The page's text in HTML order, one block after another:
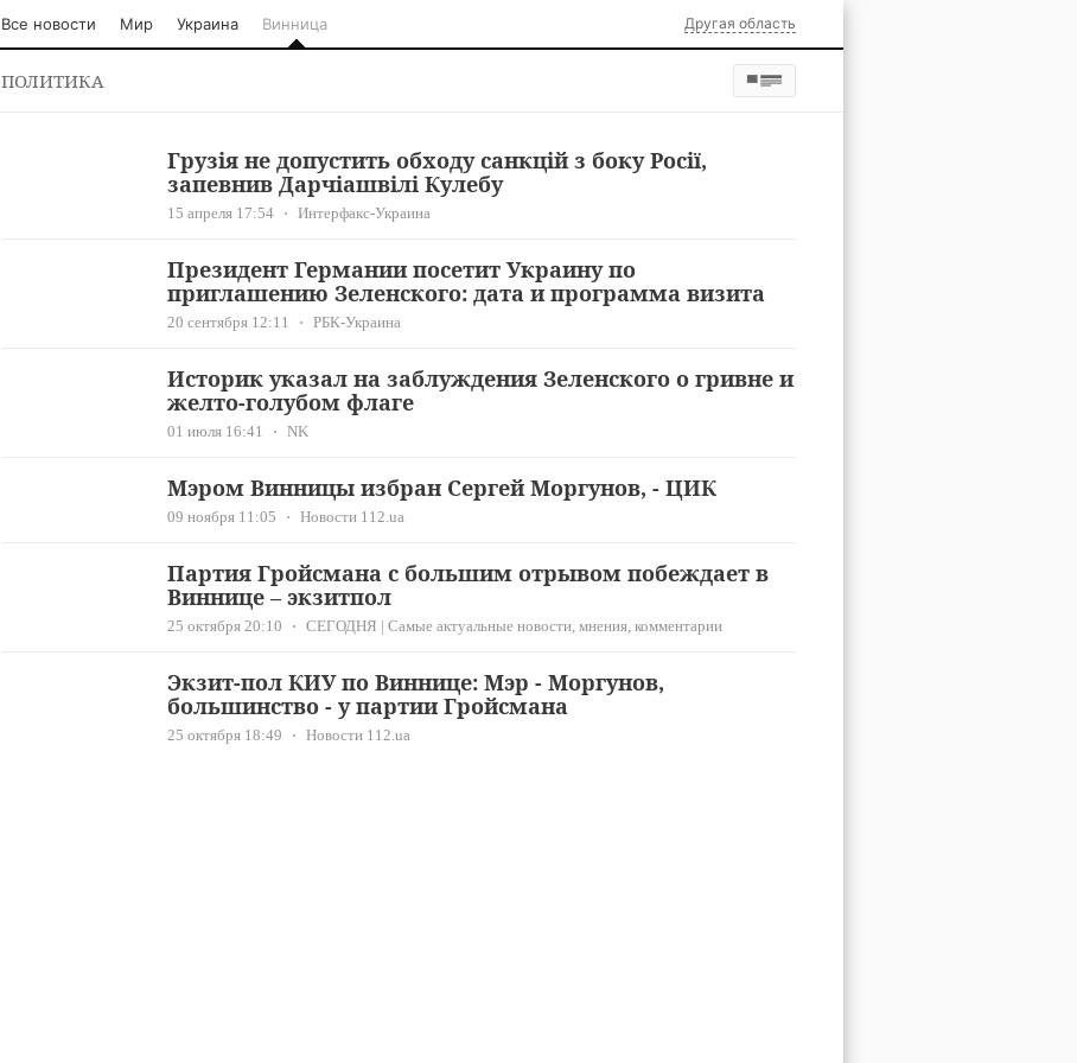
Все новости Мир Украина Винница Другая область
ПОЛИТИКА
Грузія не допустить обходу санкцій з боку Росії,
запевнив Дарчіашвілі Кулебу
15 апреля 17:54 Интерфакс-Украина
Президент Германии посетит Украину по
приглашению Зеленского: дата и программа визита
20 сентября 12:11 РБК-Украина
Историк указал на заблуждения Зеленского о гривне и
желто-голубом флаге
01 июля 16:41 NK
Мэром Винницы избран Сергей Моргунов, - ЦИК
09 ноября 11:05 Новости 112.ua
Партия Гройсмана с большим отрывом побеждает в
Виннице – экзитпол
25 октября 20:10 СЕГОДНЯ | Самые актуальные новости, мнения, комментарии
Экзит-пол КИУ по Виннице: Мэр - Моргунов,
большинство - у партии Гройсмана
25 октября 18:49 Новости 112.ua